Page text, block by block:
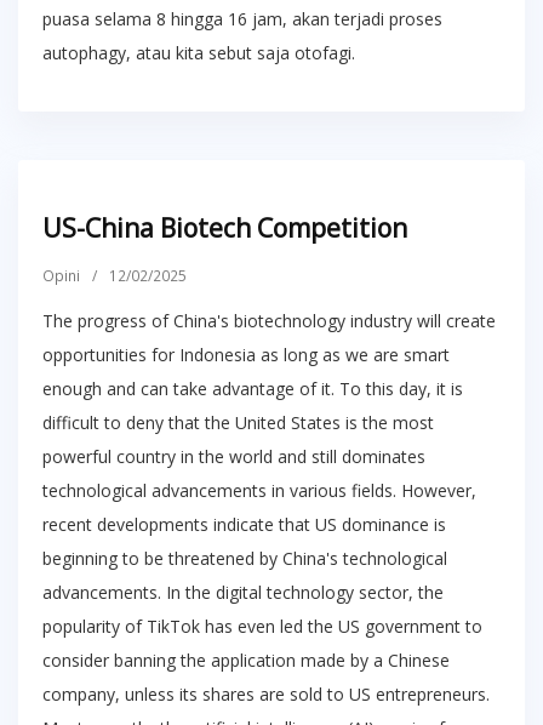
puasa selama 8 hingga 16 jam, akan terjadi proses
autophagy, atau kita sebut saja otofagi.
US-China Biotech Competition
Opini / 12/02/2025
The progress of China's biotechnology industry will create
opportunities for Indonesia as long as we are smart
enough and can take advantage of it. To this day, it is
difficult to deny that the United States is the most
powerful country in the world and still dominates
technological advancements in various fields. However,
recent developments indicate that US dominance is
beginning to be threatened by China's technological
advancements. In the digital technology sector, the
popularity of TikTok has even led the US government to
consider banning the application made by a Chinese
company, unless its shares are sold to US entrepreneurs.